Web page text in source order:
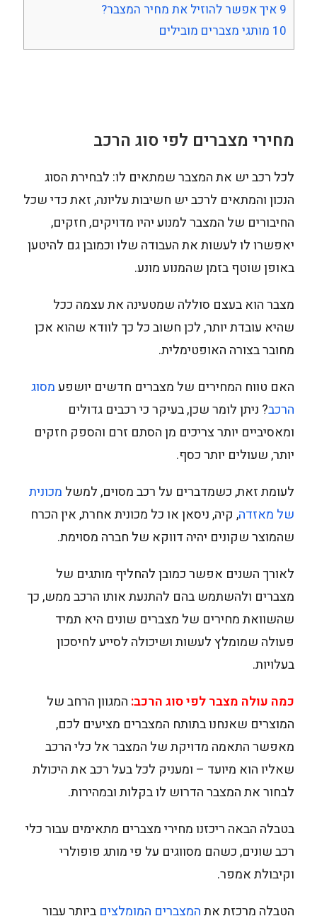
9 איך אפשר להוזיל את מחיר המצבר?
10 מותגי מצברים מובילים
מחירי מצברים לפי סוג הרכב
לכל רכב יש את המצבר שמתאים לו: לבחירת הסוג
הנכון והמתאים לרכב יש חשיבות עליונה, זאת כדי שכל
החיבורים של המצבר למנוע יהיו מדויקים, חזקים,
יאפשרו לו לעשות את העבודה שלו וכמובן גם להיטען
באופן שוטף בזמן שהמנוע מונע.
מצבר הוא בעצם סוללה שמטעינה את עצמה ככל
שהיא עובדת יותר, לכן חשוב כל כך לוודא שהוא אכן
מחובר בצורה האופטימלית.
האם טווח המחירים של מצברים חדשים יושפעמסוג
הרכב? ניתן לומר שכן, בעיקר כי רכבים גדולים
ומאסיביים יותר צריכים מן הסתם זרם והספק חזקים
יותר, שעולים יותר כסף.
לעומת זאת, כשמדברים על רכב מסוים, למשל מכונית
של מאזדה, קיה, ניסאן או כל מכונית אחרת, אין הכרח
שהמוצר שקונים יהיה דווקא של חברה מסוימת.
לאורך השנים אפשר כמובן להחליף מותגים של
מצברים ולהשתמש בהם להתנעת אותו הרכב ממש, כך
שהשוואת מחירים של מצברים שונים היא תמיד
פעולה שמומלץ לעשות ושיכולה לסייע לחיסכון
בעלויות.
כמה עולה מצבר לפי סוג הרכב: המגוון הרחב של
המוצרים שאנחנו בתותח המצברים מציעים לכם,
מאפשר התאמה מדויקת של המצבר אל כלי הרכב
שאליו הוא מיועד – ומעניק לכל בעל רכב את היכולת
לבחור את המצבר הדרוש לו בקלות ובמהירות.
בטבלה הבאה ריכזנו מחירי מצברים מתאימים עבור כלי
רכב שונים, כשהם מסווגים על פי מותג פופולרי
וקיבולת אמפר.
הטבלה מרכזת אתהמצברים המומלצים ביותר עבור